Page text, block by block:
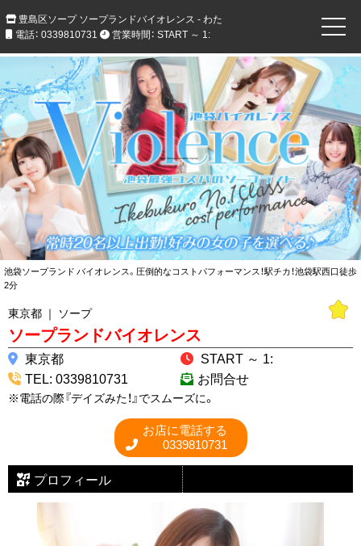
豊島区ソープ ソープランドバイオレンス - わた
電話： 0339810731
営業時間： START ～ 1:
池袋ソープランド バイオレンス。圧倒的なコストパフォーマンス！駅チカ！池袋駅西口徒歩
2分
東京都 ｜ ソープ
ソープランドバイオレンス
東京都
START ～ 1:
TEL: 0339810731
お問合せ
※電話の際『デイズみた！』でスムーズに。
お店に電話する
0339810731
プロフィール